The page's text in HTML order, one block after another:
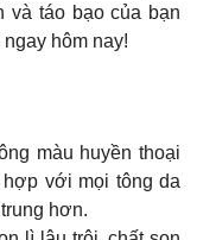
và táo bạo của bạn
hôm nay!
màu huyền thoại
với mọi tông da
hơn.